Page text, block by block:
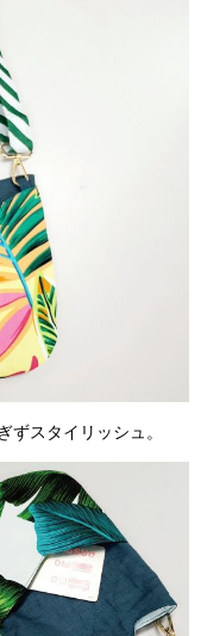
スタイリッシュ。